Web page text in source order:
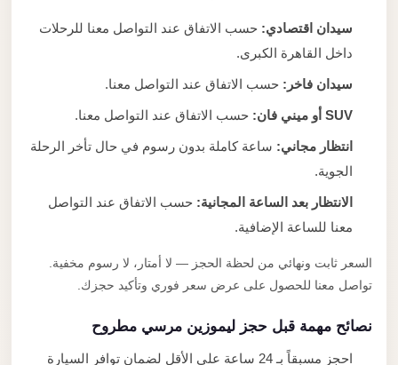
سيدان اقتصادي:حسب الاتفاق عند التواصل معنا للرحلات
داخل القاهرة الكبرى.
سيدان فاخر:حسب الاتفاق عند التواصل معنا.
SUV أو ميني فان: حسب الاتفاق عند التواصل معنا.
انتظار مجاني:ساعة كاملة بدون رسوم في حال تأخر الرحلة
الجوية.
الانتظار بعد الساعة المجانية:حسب الاتفاق عند التواصل
معنا للساعة الإضافية.
السعر ثابت ونهائي من لحظة الحجز — لا أمتار، لا رسوم مخفية.
تواصل معنا للحصول على عرض سعر فوري وتأكيد حجزك.
نصائح مهمة قبل حجز ليموزين مرسي مطروح
احجز مسبقاً بـ 24 ساعة على الأقل لضمان توافر السيارة